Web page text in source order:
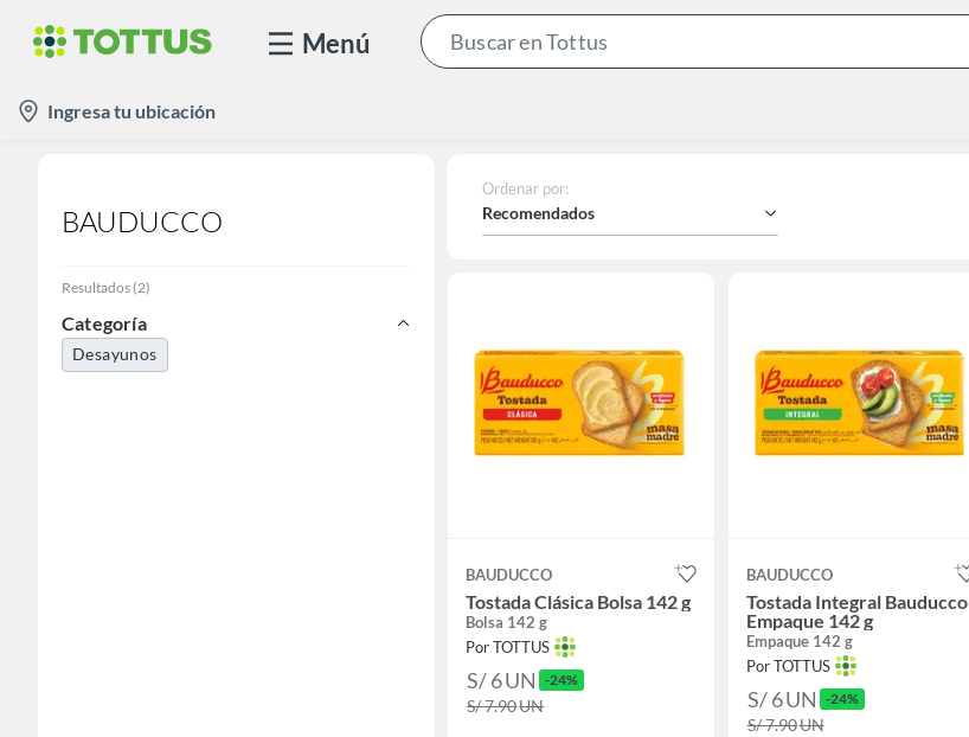
Menú
Bar
location-
icon
Ingresa tu ubicación
BAUDUCCO
Resultados (2)
Categoría
Desayunos
Ordenar por:
Recomendados
BAUDUCCO
Tostada Clásica Bolsa 142 g
Bolsa 142 g
Por TOTTUS
S/ 6UN -24%
S/ 7.90UN
BAUDUCCO
Tostada Integral Bauducco
Empaque 142 g
Empaque 142 g
Por TOTTUS
S/ 6UN -24%
S/ 7.90UN